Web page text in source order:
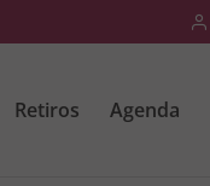
Retiros Agenda